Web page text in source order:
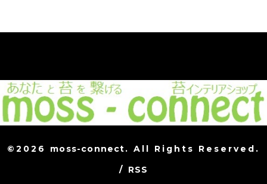
©2026 moss-connect. All Rights Reserved.
/ RSS